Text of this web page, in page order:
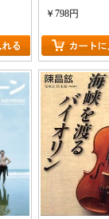
￥798円